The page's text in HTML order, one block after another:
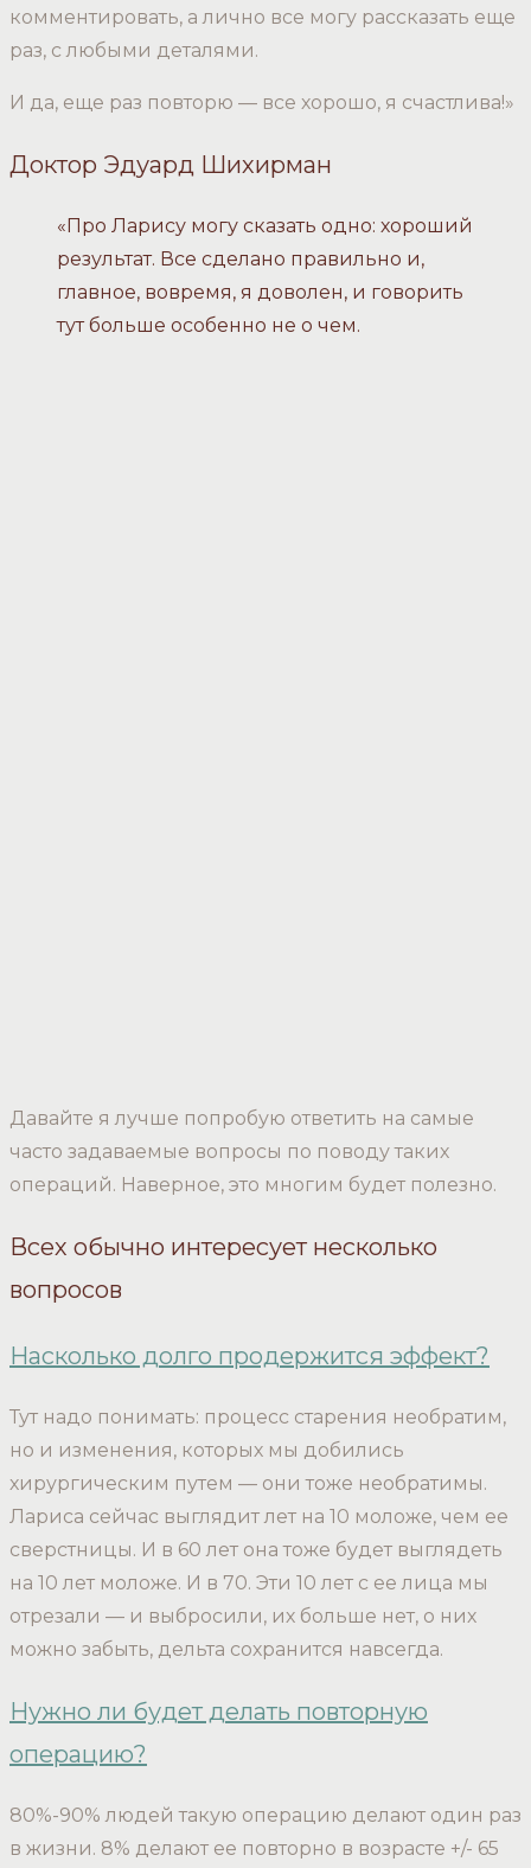
комментировать, а лично все могу рассказать еще
раз, с любыми деталями.
И да, еще раз повторю — все хорошо, я счастлива!»
Доктор Эдуард Шихирман
«Про Ларису могу сказать одно: хороший
результат. Все сделано правильно и,
главное, вовремя, я доволен, и говорить
тут больше особенно не о чем.
Давайте я лучше попробую ответить на самые
часто задаваемые вопросы по поводу таких
операций. Наверное, это многим будет полезно.
Всех обычно интересует несколько
вопросов
Насколько долго продержится эффект?
Тут надо понимать: процесс старения необратим,
но и изменения, которых мы добились
хирургическим путем — они тоже необратимы.
Лариса сейчас выглядит лет на 10 моложе, чем ее
сверстницы. И в 60 лет она тоже будет выглядеть
на 10 лет моложе. И в 70. Эти 10 лет с ее лица мы
отрезали — и выбросили, их больше нет, о них
можно забыть, дельта сохранится навсегда.
Нужно ли будет делать повторную
операцию?
80%-90% людей такую операцию делают один раз
в жизни. 8% делают ее повторно в возрасте +/- 65